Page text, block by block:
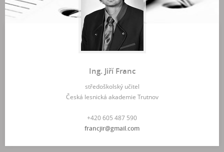
Ing. Jiří Franc
středoškolský učitel
Česká lesnická akademie Trutnov
+420 605 487 590
francjir@gmail.com